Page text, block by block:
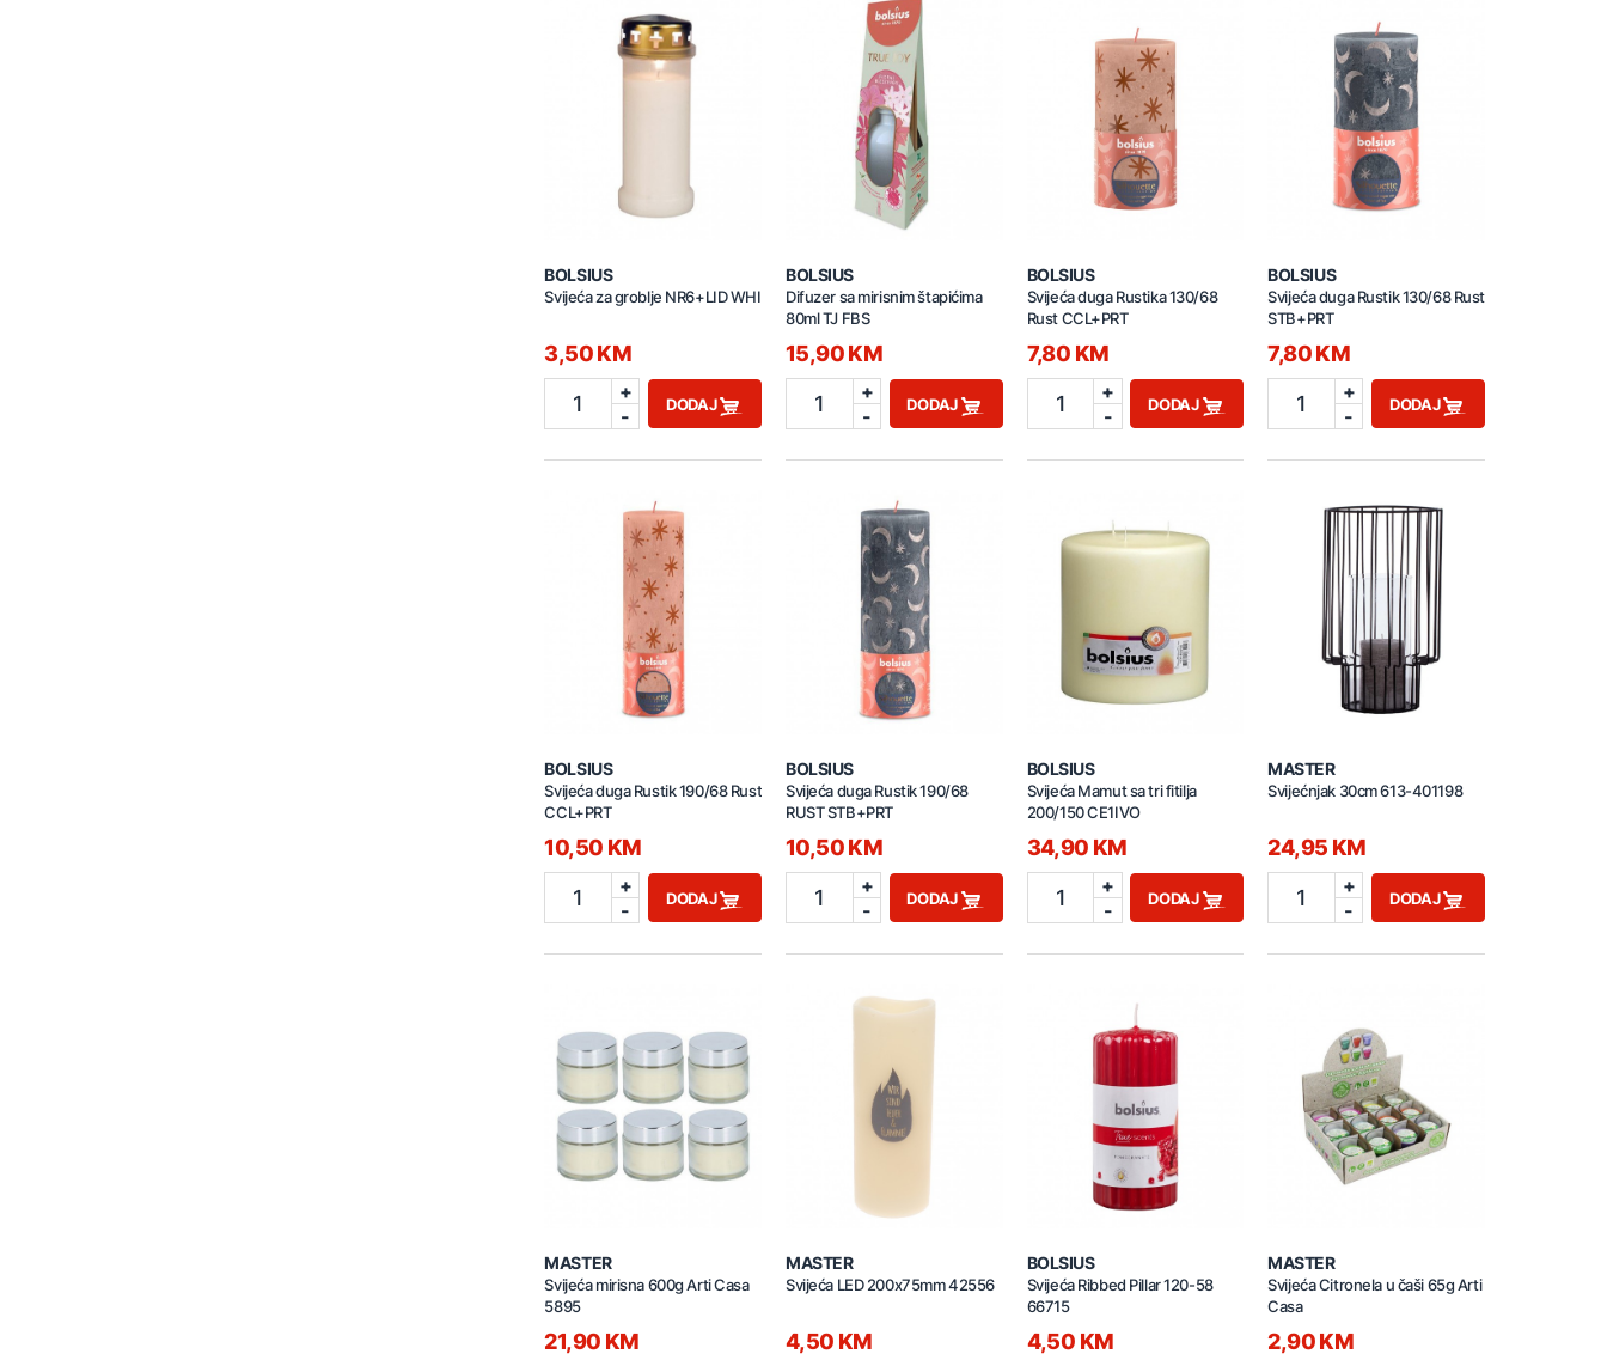
BOLSIUS
Svijeća za groblje NR6+LID WHI
3,50 KM
1
+
-
DODAJ
BOLSIUS
Difuzer sa mirisnim štapićima
80ml TJ FBS
15,90 KM
1
+
-
DODAJ
BOLSIUS
Svijeća duga Rustika 130/68
Rust CCL+PRT
7,80 KM
1
+
-
DODAJ
BOLSIUS
Svijeća duga Rustik 130/68 Rust
STB+PRT
7,80 KM
1
+
-
DODAJ
BOLSIUS
Svijeća duga Rustik 190/68 Rust
CCL+PRT
10,50 KM
1
+
-
DODAJ
BOLSIUS
Svijeća duga Rustik 190/68
RUST STB+PRT
10,50 KM
1
+
-
DODAJ
BOLSIUS
Svijeća Mamut sa tri fitilja
200/150 CE1IVO
34,90 KM
1
+
-
DODAJ
MASTER
Svijećnjak 30cm 613-401198
24,95 KM
1
+
-
DODAJ
MASTER
Svijeća mirisna 600g Arti Casa
5895
21,90 KM
MASTER
Svijeća LED 200x75mm 42556
4,50 KM
BOLSIUS
Svijeća Ribbed Pillar 120-58
66715
4,50 KM
MASTER
Svijeća Citronela u čaši 65g Arti
Casa
2,90 KM